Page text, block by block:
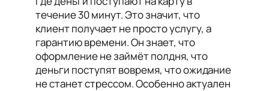
течение 30 минут. Это значит, что
клиент получает не просто услугу, а
гарантию времени. Он знает, что
оформление не займёт полдня, что
деньги поступят вовремя, что ожидание
не станет стрессом. Особенно актуален